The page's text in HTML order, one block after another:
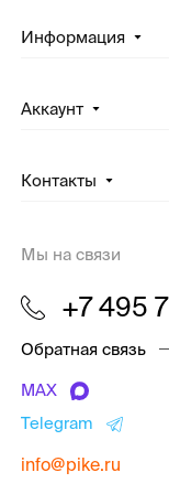
Информация
Аккаунт
Контакты
Мы на связи
+7 495
Обратная связь
MAX
Telegram
info@pike.ru